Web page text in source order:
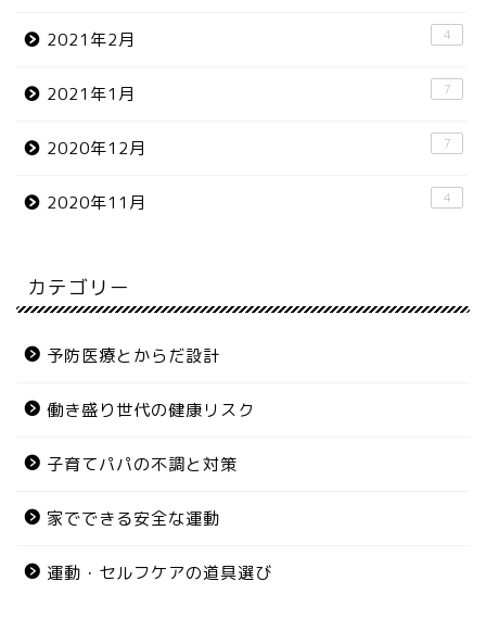
2021年2月 4
2021年1月 7
2020年12月 7
2020年11月 4
カテゴリー
予防医療とからだ設計
働き盛り世代の健康リスク
子育てパパの不調と対策
家でできる安全な運動
運動・セルフケアの道具選び